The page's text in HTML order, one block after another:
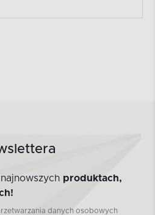
produktach,
danych osobowych